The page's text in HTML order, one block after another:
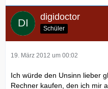
digidoctor
Schüler
19. März 2012 um 00:02
Ich würde den Unsinn lieber
Rechner kaufen, den ich mir